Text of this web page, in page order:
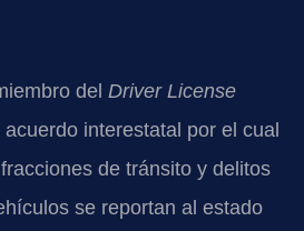
del Driver License
interestatal por el cual
de tránsito y delitos
se reportan al estado